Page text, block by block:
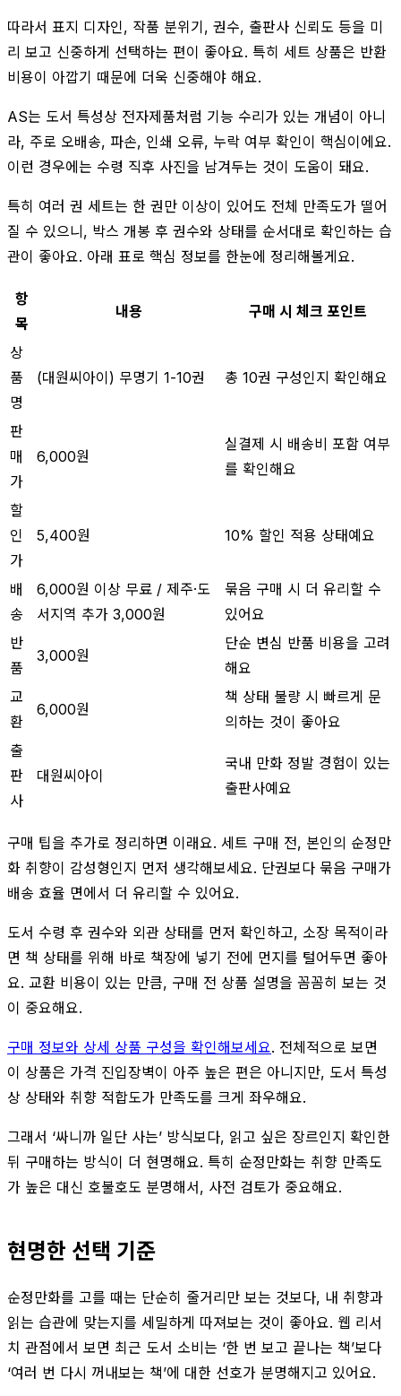
따라서 표지 디자인, 작품 분위기, 권수, 출판사 신뢰도 등을 미
리 보고 신중하게 선택하는 편이 좋아요. 특히 세트 상품은 반환
비용이 아깝기 때문에 더욱 신중해야 해요.
AS는 도서 특성상 전자제품처럼 기능 수리가 있는 개념이 아니
라, 주로 오배송, 파손, 인쇄 오류, 누락 여부 확인이 핵심이에요.
이런 경우에는 수령 직후 사진을 남겨두는 것이 도움이 돼요.
특히 여러 권 세트는 한 권만 이상이 있어도 전체 만족도가 떨어
질 수 있으니, 박스 개봉 후 권수와 상태를 순서대로 확인하는 습
관이 좋아요. 아래 표로 핵심 정보를 한눈에 정리해볼게요.
항
목
내용 구매 시 체크 포인트
상
품
명
(대원씨아이) 무명기 1-10권 총 10권 구성인지 확인해요
판
매
가
6,000원
실결제 시 배송비 포함 여부
를 확인해요
할
인
가
5,400원 10% 할인 적용 상태예요
배
송
6,000원 이상 무료 / 제주·도
서지역 추가 3,000원
묶음 구매 시 더 유리할 수
있어요
반
품
3,000원
단순 변심 반품 비용을 고려
해요
교
환
6,000원
책 상태 불량 시 빠르게 문
의하는 것이 좋아요
출
판
사
대원씨아이
국내 만화 정발 경험이 있는
출판사예요
구매 팁을 추가로 정리하면 이래요. 세트 구매 전, 본인의 순정만
화 취향이 감성형인지 먼저 생각해보세요. 단권보다 묶음 구매가
배송 효율 면에서 더 유리할 수 있어요.
도서 수령 후 권수와 외관 상태를 먼저 확인하고, 소장 목적이라
면 책 상태를 위해 바로 책장에 넣기 전에 먼지를 털어두면 좋아
요. 교환 비용이 있는 만큼, 구매 전 상품 설명을 꼼꼼히 보는 것
이 중요해요.
구매 정보와 상세 상품 구성을 확인해보세요. 전체적으로 보면
이 상품은 가격 진입장벽이 아주 높은 편은 아니지만, 도서 특성
상 상태와 취향 적합도가 만족도를 크게 좌우해요.
그래서 ‘싸니까 일단 사는’ 방식보다, 읽고 싶은 장르인지 확인한
뒤 구매하는 방식이 더 현명해요. 특히 순정만화는 취향 만족도
가 높은 대신 호불호도 분명해서, 사전 검토가 중요해요.
현명한 선택 기준
순정만화를 고를 때는 단순히 줄거리만 보는 것보다, 내 취향과
읽는 습관에 맞는지를 세밀하게 따져보는 것이 좋아요. 웹 리서
치 관점에서 보면 최근 도서 소비는 ‘한 번 보고 끝나는 책’보다
‘여러 번 다시 꺼내보는 책’에 대한 선호가 분명해지고 있어요.